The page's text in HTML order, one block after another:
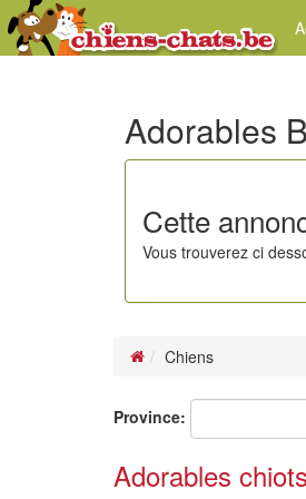
Adorables
Cette
Vous trouverez ci
Chiens
Province:
Adorables